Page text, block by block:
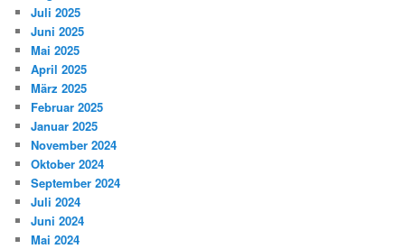
Juli 2025
Juni 2025
Mai 2025
April 2025
März 2025
Februar 2025
Januar 2025
November 2024
Oktober 2024
September 2024
Juli 2024
Juni 2024
Mai 2024